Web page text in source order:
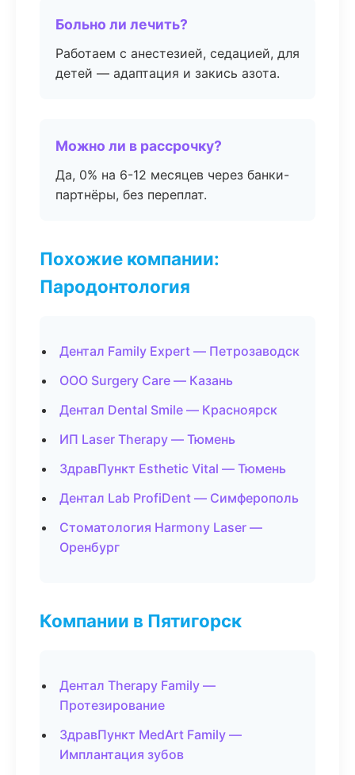
Больно ли лечить?
Работаем с анестезией, седацией, для
детей — адаптация и закись азота.
Можно ли в рассрочку?
Да, 0% на 6-12 месяцев через банки-
партнёры, без переплат.
Похожие компании:
Пародонтология
Дентал Family Expert — Петрозаводск
ООО Surgery Care — Казань
Дентал Dental Smile — Красноярск
ИП Laser Therapy — Тюмень
ЗдравПункт Esthetic Vital — Тюмень
Дентал Lab ProfiDent — Симферополь
Стоматология Harmony Laser —
Оренбург
Компании в Пятигорск
Дентал Therapy Family —
Протезирование
ЗдравПункт MedArt Family —
Имплантация зубов